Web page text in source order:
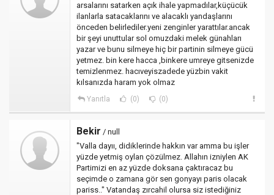
arsalarını satarken açık ihale yapmadılar,küçücük
ilanlarla satacaklarını ve alacaklı yandaşlarını
önceden belirlediler.yeni zenginler yarattılar.ancak
bir şeyi unuttular sol omuzdaki melek günahları
yazar ve bunu silmeye hiç bir partinin silmeye gücü
yetmez. bin kere hacca ,binkere umreye gitsenizde
temizlenmez. hacıveyiszadede yüzbin vakit
kılsanızda haram yok olmaz
Yanıtla (0) (0)
Bekir / null
"Valla dayıı, didiklerinde hakkın var amma bu işler
yüzde yetmiş oylan çözülmez. Allahın izniylen AK
Partimizi en az yüzde doksana çaktıracaz bu
seçimde o zamana gör sen gonyayı paris olacak
pariss.." Vatandaş zırcahil olursa siz istediğiniz